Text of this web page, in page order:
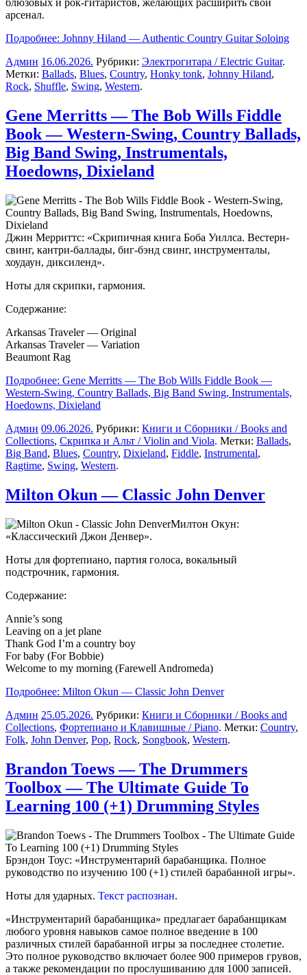
блюзовых и рок-гитаристов, желающих расширить свой
арсенал.
Подробнее: Johnny Hiland — Authentic Country Guitar Soloing
Админ 16.06.2026. Рубрики: Электрогитара / Electric Guitar.
Метки: Ballads, Blues, Country, Honky tonk, Johnny Hiland,
Rock, Shuffle, Swing, Western.
Gene Merritts — The Bob Wills Fiddle
Book — Western-Swing, Country Ballads,
Big Band Swing, Instrumentals,
Hoedowns, Dixieland
Джин Мерриттс: «Скрипичная книга Боба Уиллса. Вестерн-
свинг, кантри-баллады, биг-бэнд свинг, инструменталы,
хоудаун, диксиленд».
Ноты для скрипки, гармония.
Содержание:
Arkansas Traveler — Original
Arkansas Traveler — Variation
Beaumont Rag
Подробнее: Gene Merritts — The Bob Wills Fiddle Book —
Western-Swing, Country Ballads, Big Band Swing, Instrumentals,
Hoedowns, Dixieland
Админ 09.06.2026. Рубрики: Книги и Сборники / Books and
Collections, Скрипка и Альт / Violin and Viola. Метки: Ballads,
Big Band, Blues, Country, Dixieland, Fiddle, Instrumental,
Ragtime, Swing, Western.
Milton Okun — Classic John Denver
Милтон Окун:
«Классический Джон Денвер».
Ноты для фортепиано, партия голоса, вокальный
подстрочник, гармония.
Содержание:
Annie’s song
Leaving on a jet plane
Thank God I’m a country boy
For baby (For Bobbie)
Welcome to my morning (Farewell Andromeda)
Подробнее: Milton Okun — Classic John Denver
Админ 25.05.2026. Рубрики: Книги и Сборники / Books and
Collections, Фортепиано и Клавишные / Piano. Метки: Country,
Folk, John Denver, Pop, Rock, Songbook, Western.
Brandon Toews — The Drummers
Toolbox — The Ultimate Guide To
Learning 100 (+1) Drumming Styles
Брэндон Тоус: «Инструментарий барабанщика. Полное
руководство по изучению 100 (+1) стилей барабанной игры».
Ноты для ударных. Текст распознан.
«Инструментарий барабанщика» предлагает барабанщикам
любого уровня навыков самое полное введение в 100
различных стилей барабанной игры за последнее столетие.
Это полное руководство включает более 900 примеров грувов,
а также рекомендации по прослушиванию для 1000 записей.